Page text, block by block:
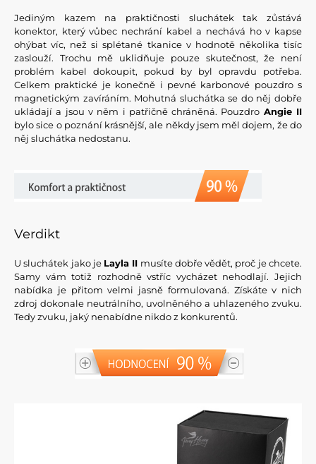
Jediným kazem na praktičnosti sluchátek tak zůstává
konektor, který vůbec nechrání kabel a nechává ho v kapse
ohýbat víc, než si splétané tkanice v hodnotě několika tisíc
zaslouží. Trochu mě uklidňuje pouze skutečnost, že není
problém kabel dokoupit, pokud by byl opravdu potřeba.
Celkem praktické je konečně i pevné karbonové pouzdro s
magnetickým zavíráním. Mohutná sluchátka se do něj dobře
ukládají a jsou v něm i patřičně chráněná. Pouzdro Angie II
bylo sice o poznání krásnější, ale někdy jsem měl dojem, že do
něj sluchátka nedostanu.
Verdikt
U sluchátek jako je Layla II musíte dobře vědět, proč je chcete.
Samy vám totiž rozhodně vstříc vycházet nehodlají. Jejich
nabídka je přitom velmi jasně formulovaná. Získáte v nich
zdroj dokonale neutrálního, uvolněného a uhlazeného zvuku.
Tedy zvuku, jaký nenabídne nikdo z konkurentů.